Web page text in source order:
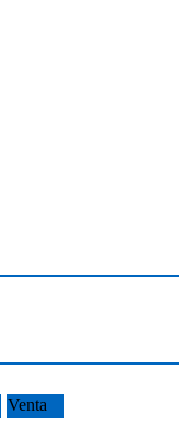
Venta